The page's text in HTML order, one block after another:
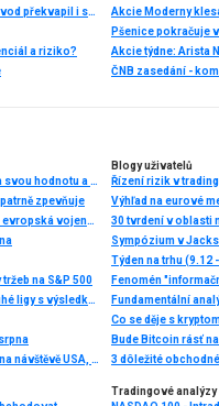
Akcie Microsoftu zlomily 26 let starý rekord. Důvod překvapil i samotné investory
a riziko?
ČNB zasedání -
Deset let na burze: MONETA téměř ztrojnásobila svou hodnotu a prošla digitální transformací
zpevňuje
Společnost MTU AeroEngines dodá motory pro evropská vojenská letadla
na S&P 500
Akcie týdne: Arista Networks – Technologie druhé ligy s výsledky první ligy
Ranní komentář: Tesla pokračuje v růstu, Modi na návštěvě USA, výsledky FedEx
Blogy uživatelů
Řízení rizik v
Výhľad na eurové
30 tvrdení v oblasti
Sympózium v
Týden na trhu (9.12
Fenomén
Fundamentální
Bude Bitcoin rásť
3 dôležité
Tradingové analýzy